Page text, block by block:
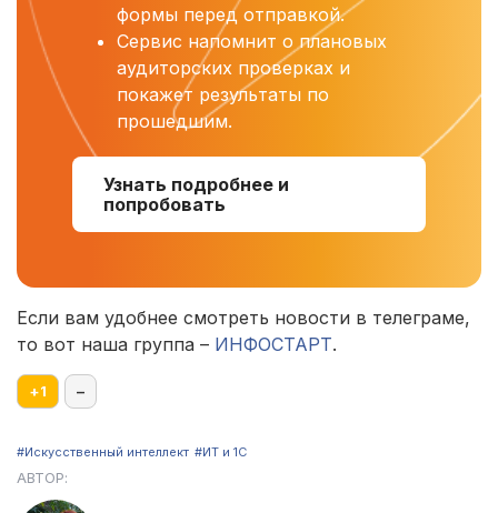
формы перед отправкой.
Сервис напомнит о плановых
аудиторских проверках и
покажет результаты по
прошедшим.
Узнать подробнее и
попробовать
Если вам удобнее смотреть новости в телеграме,
то вот наша группа – ИНФОСТАРТ.
+1 –
#Искусственный интеллект #ИТ и 1С
АВТОР: